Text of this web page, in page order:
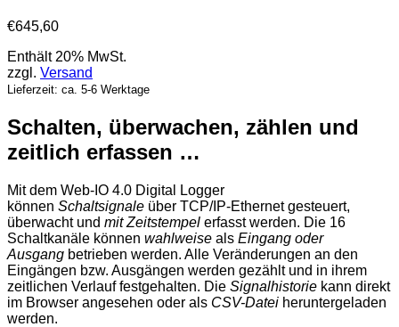
€645,60
Enthält 20% MwSt.
zzgl. Versand
Lieferzeit: ca. 5-6 Werktage
Schalten, überwachen, zählen und
zeitlich erfassen …
Mit dem Web-IO 4.0 Digital Logger
können Schaltsignale über TCP/IP-Ethernet gesteuert,
überwacht und mit Zeitstempel erfasst werden. Die 16
Schaltkanäle können wahlweise als Eingang oder
Ausgang betrieben werden. Alle Veränderungen an den
Eingängen bzw. Ausgängen werden gezählt und in ihrem
zeitlichen Verlauf festgehalten. Die Signalhistorie kann direkt
im Browser angesehen oder als CSV-Datei heruntergeladen
werden.